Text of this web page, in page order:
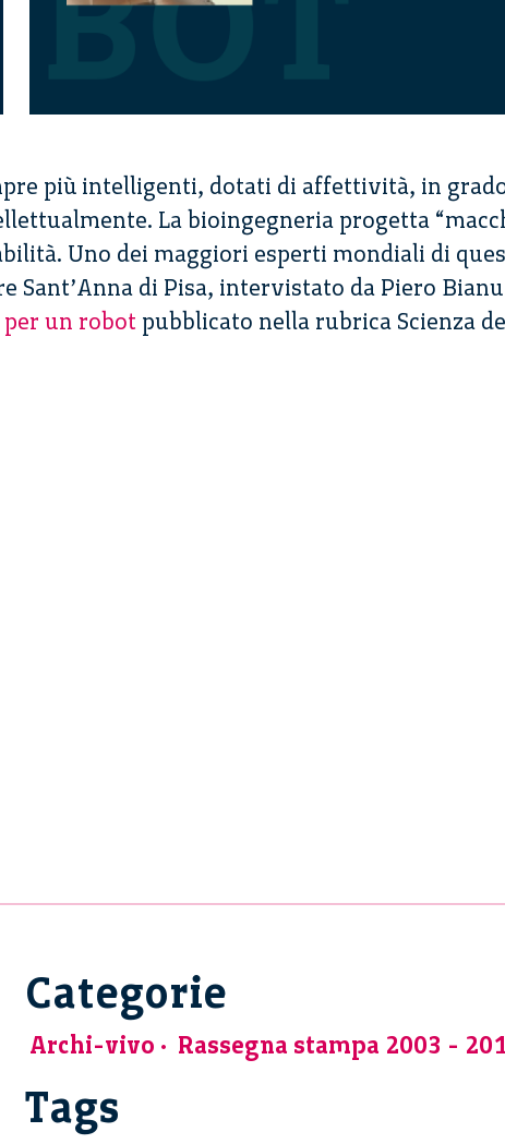
più intelligenti, dotati di affettività, in
La bioingegneria progetta
Uno dei maggiori esperti mondiali di
Sant’Anna di Pisa, intervistato da Piero
per un robot pubblicato nella rubrica Scienza
Categorie
Archi-vivo Rassegna stampa 2003 -
Tags